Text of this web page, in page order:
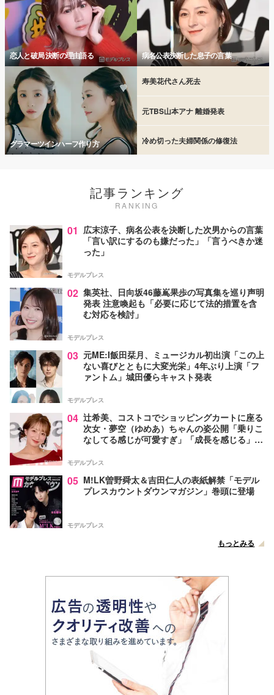
恋人と破局 決断の理由語る 病名公表決断した息子の言葉
グラマーツインハーフ作り方
寿美花代さん死去
元TBS山本アナ 離婚発表
冷め切った夫婦関係の修復法
記事ランキング
RANKING
01 広末涼子、病名公表を決断した次男からの言葉
「言い訳にするのも嫌だった」「言うべきか迷
った」
モデルプレス
02 集英社、日向坂46藤嶌果歩の写真集を巡り声明
発表 注意喚起も「必要に応じて法的措置を含
む対応を検討」
モデルプレス
03 元ME:I飯田栞月、ミュージカル初出演「この上
ない喜びとともに大変光栄」4年ぶり上演「フ
ァントム」城田優らキャスト発表
モデルプレス
04 辻希美、コストコでショッピングカートに座る
次女・夢空（ゆめあ）ちゃんの姿公開「乗りこ
なしてる感じが可愛すぎ」「成長を感じる」の
モデルプレス
05 M!LK曽野舜太＆吉田仁人の表紙解禁「モデル
プレスカウントダウンマガジン」巻頭に登場
モデルプレス
もっとみる